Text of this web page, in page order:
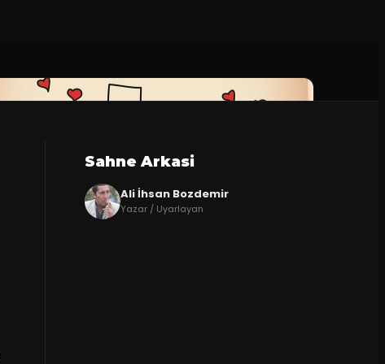
Sahne Arkasi
Ali İhsan Bozdemir
Yazar / Uyarlayan